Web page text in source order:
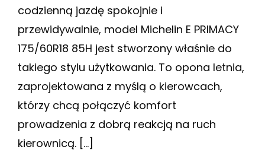
codzienną jazdę spokojnie i
przewidywalnie, model Michelin E PRIMACY
175/60R18 85H jest stworzony właśnie do
takiego stylu użytkowania. To opona letnia,
zaprojektowana z myślą o kierowcach,
którzy chcą połączyć komfort
prowadzenia z dobrą reakcją na ruch
kierownicą. […]